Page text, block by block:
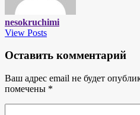
nesokruchimi
View Posts
Оставить комментарий
Ваш адрес email не будет
помечены *